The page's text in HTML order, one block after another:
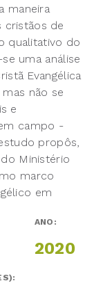
maneira
cristãos de
qualitativo do
uma análise
Evangélica
não se
e
campo -
propôs,
Ministério
marco
em
ANO:
2020